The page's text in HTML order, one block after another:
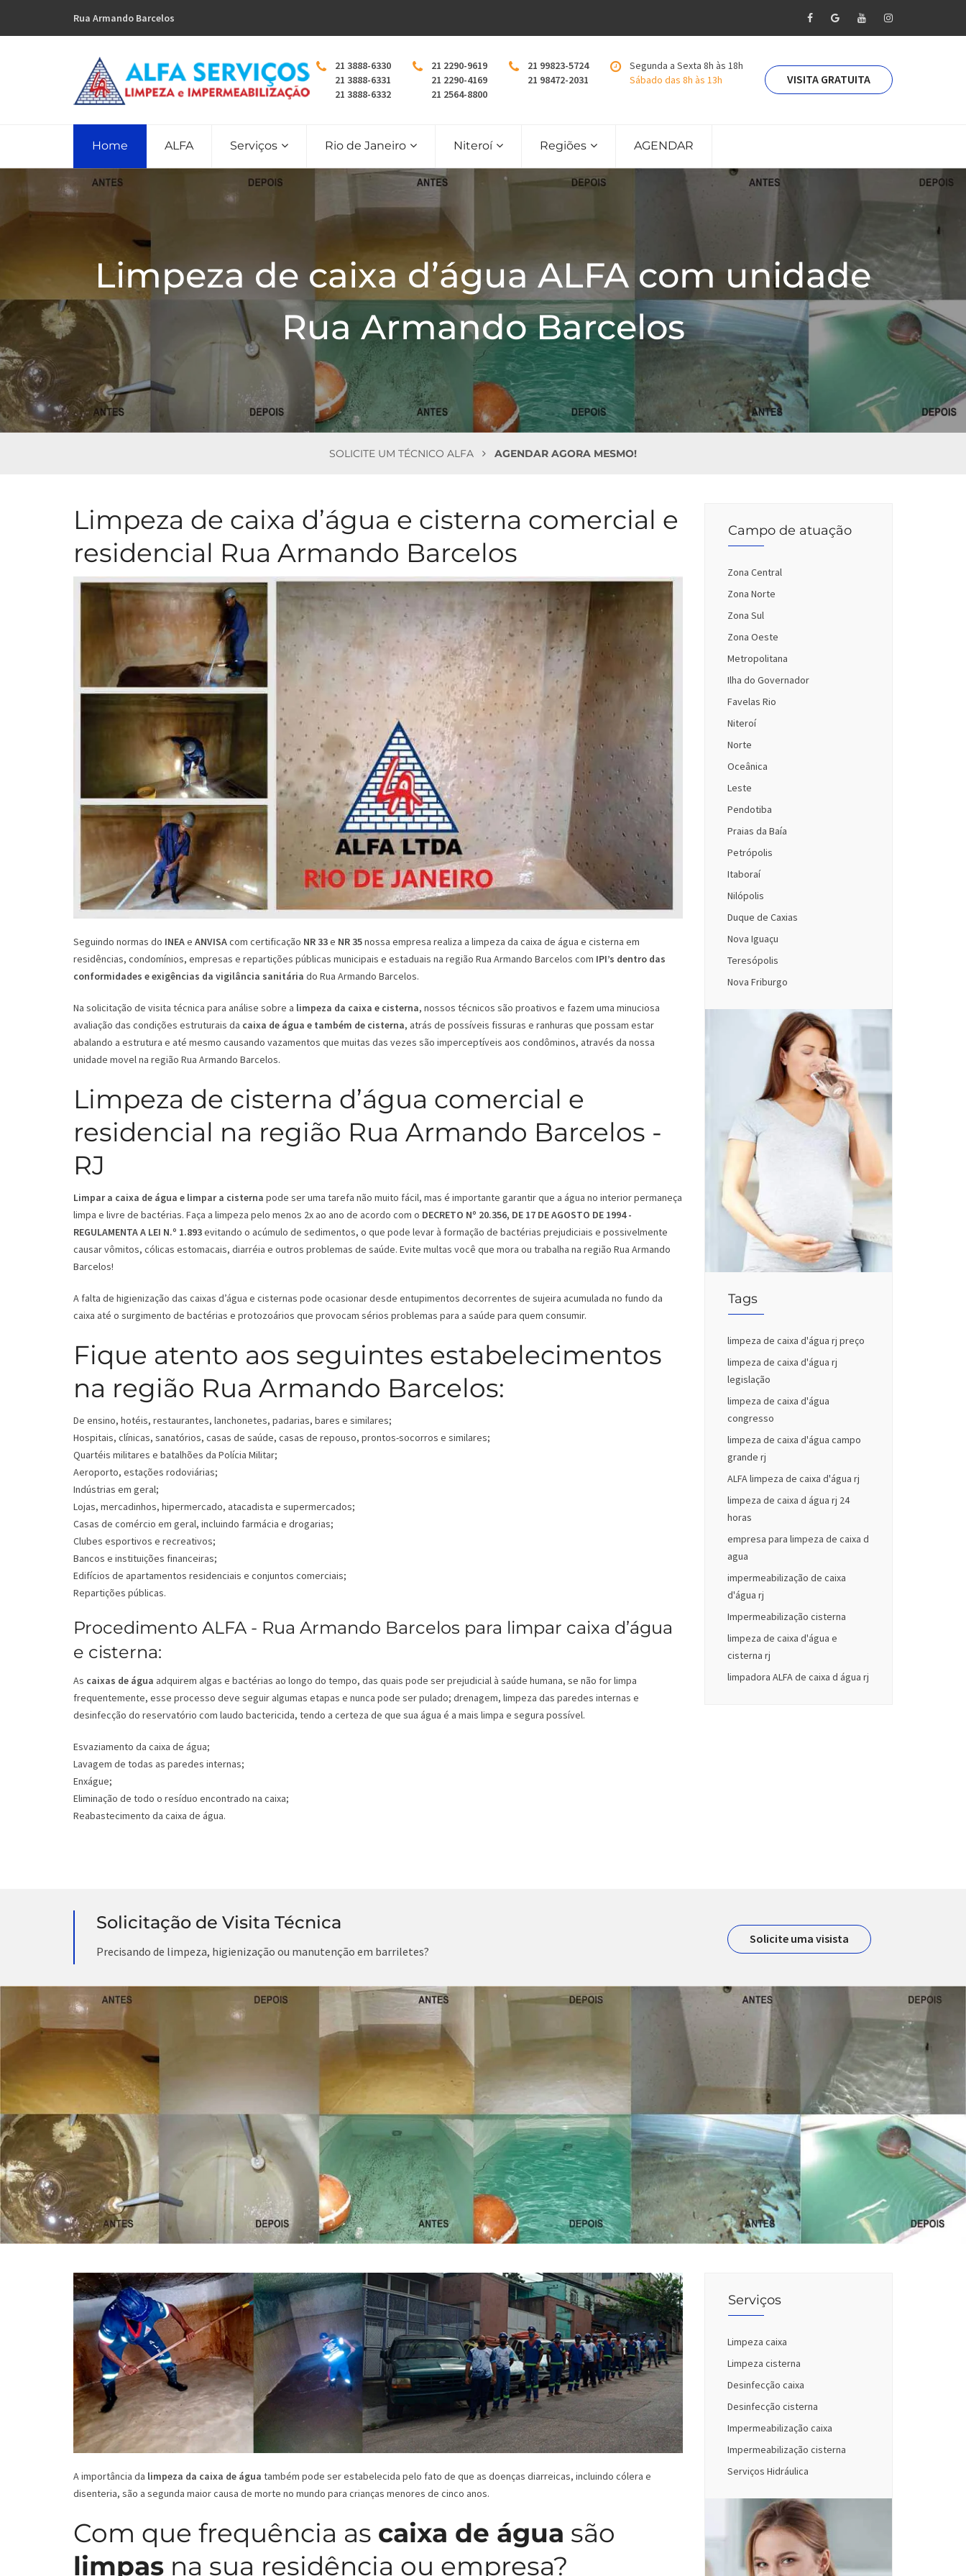
Rua Armando Barcelos
21 3888-6330
21 3888-6331
21 3888-6332
21 2290-9619
21 2290-4169
21 2564-8800
21 99823-5724
21 98472-2031
Segunda a Sexta 8h às 18h
Sábado das 8h às 13h
VISITA GRATUITA
Home ALFA Serviços Rio de Janeiro Niteroí Regiões AGENDAR
Limpeza de caixa d’água ALFA com unidade
Rua Armando Barcelos
SOLICITE UM TÉCNICO ALFA AGENDAR AGORA MESMO!
Campo de atuação
Zona Central
Zona Norte
Zona Sul
Zona Oeste
Metropolitana
Ilha do Governador
Favelas Rio
Niteroí
Norte
Oceânica
Leste
Pendotiba
Praias da Baía
Petrópolis
Itaboraí
Nilópolis
Duque de Caxias
Nova Iguaçu
Teresópolis
Nova Friburgo
Tags
limpeza de caixa d'água rj preço
limpeza de caixa d'água rj
legislação
limpeza de caixa d'água
congresso
limpeza de caixa d'água campo
grande rj
ALFA limpeza de caixa d'água rj
limpeza de caixa d água rj 24
horas
empresa para limpeza de caixa d
agua
impermeabilização de caixa
d'água rj
Impermeabilização cisterna
limpeza de caixa d'água e
cisterna rj
limpadora ALFA de caixa d água rj
Limpeza de caixa d’água e cisterna comercial e
residencial Rua Armando Barcelos
Seguindo normas do INEAe ANVISAcom certificação NR 33e NR 35nossa empresa realiza a limpeza da caixa de água e cisterna em
residências, condomínios, empresas e repartições públicas municipais e estaduais na região Rua Armando Barcelos com IPI’s dentro das
conformidades e exigências da vigilância sanitária do Rua Armando Barcelos.
Na solicitação de visita técnica para análise sobre a limpeza da caixa e cisterna, nossos técnicos são proativos e fazem uma minuciosa
avaliação das condições estruturais da caixa de água e também de cisterna, atrás de possíveis fissuras e ranhuras que possam estar
abalando a estrutura e até mesmo causando vazamentos que muitas das vezes são imperceptíveis aos condôminos, através da nossa
unidade movel na região Rua Armando Barcelos.
Limpeza de cisterna d’água comercial e
residencial na região Rua Armando Barcelos -
RJ
Limpar a caixa de água e limpar a cisterna pode ser uma tarefa não muito fácil, mas é importante garantir que a água no interior permaneça
limpa e livre de bactérias. Faça a limpeza pelo menos 2x ao ano de acordo com o DECRETO Nº 20.356, DE 17 DE AGOSTO DE 1994 -
REGULAMENTA A LEI N.º 1.893evitando o acúmulo de sedimentos, o que pode levar à formação de bactérias prejudiciais e possivelmente
causar vômitos, cólicas estomacais, diarréia e outros problemas de saúde. Evite multas você que mora ou trabalha na região Rua Armando
Barcelos!
A falta de higienização das caixas d’água e cisternas pode ocasionar desde entupimentos decorrentes de sujeira acumulada no fundo da
caixa até o surgimento de bactérias e protozoários que provocam sérios problemas para a saúde para quem consumir.
Fique atento aos seguintes estabelecimentos
na região Rua Armando Barcelos:
De ensino, hotéis, restaurantes, lanchonetes, padarias, bares e similares;
Hospitais, clínicas, sanatórios, casas de saúde, casas de repouso, prontos-socorros e similares;
Quartéis militares e batalhões da Polícia Militar;
Aeroporto, estações rodoviárias;
Indústrias em geral;
Lojas, mercadinhos, hipermercado, atacadista e supermercados;
Casas de comércio em geral, incluindo farmácia e drogarias;
Clubes esportivos e recreativos;
Bancos e instituições financeiras;
Edifícios de apartamentos residenciais e conjuntos comerciais;
Repartições públicas.
Procedimento ALFA - Rua Armando Barcelos para limpar caixa d’água
e cisterna:
As caixas de água adquirem algas e bactérias ao longo do tempo, das quais pode ser prejudicial à saúde humana, se não for limpa
frequentemente, esse processo deve seguir algumas etapas e nunca pode ser pulado; drenagem, limpeza das paredes internas e
desinfecção do reservatório com laudo bactericida, tendo a certeza de que sua água é a mais limpa e segura possível.
Esvaziamento da caixa de água;
Lavagem de todas as paredes internas;
Enxágue;
Eliminação de todo o resíduo encontrado na caixa;
Reabastecimento da caixa de água.
Solicitação de Visita Técnica
Precisando de limpeza, higienização ou manutenção em barriletes?
Solicite uma visista
Serviços
Limpeza caixa
Limpeza cisterna
Desinfecção caixa
Desinfecção cisterna
Impermeabilização caixa
Impermeabilização cisterna
Serviços Hidráulica
A importância da limpeza da caixa de água também pode ser estabelecida pelo fato de que as doenças diarreicas, incluindo cólera e
disenteria, são a segunda maior causa de morte no mundo para crianças menores de cinco anos.
Com que frequência as caixa de água são
limpas na sua residência ou empresa?